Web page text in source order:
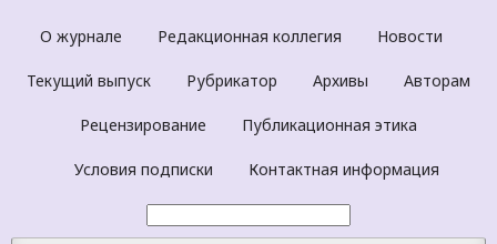
О журнале Редакционная коллегия Новости
Текущий выпуск Рубрикатор Архивы Авторам
Рецензирование Публикационная этика
Условия подписки Контактная информация